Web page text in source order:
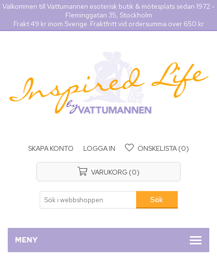
Välkommen till Vattumannen esoterisk butik & mötesplats sedan 1972 -
Fleminggatan 35, Stockholm
Frakt 49 kr inom Sverige. Fraktfritt vid ordersumma över 650 kr
SKAPA KONTO LOGGA IN ÖNSKELISTA (0)
VARUKORG (0)
MENY